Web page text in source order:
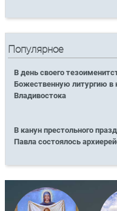
Популярное
В день своего
Божественную литургию в
Владивостока
В канун престольного
Павла состоялось